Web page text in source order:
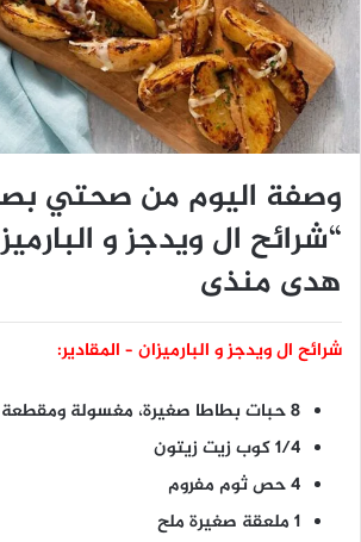
وصفة اليوم من صحتي
“شرائح ال ويدجز و
هدى منذى
شرائح ال ويدجز و البارميزان – المقادير:
8 حبات بطاطا صغيرة، مغسولة ومقطعة إلى 4 أقسام
1/4 كوب زيت زيتون
4 حص ثوم مفروم
1 ملعقة صغيرة ملح